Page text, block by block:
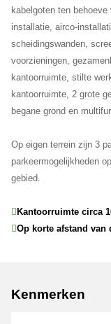
kabelgoten ten
installatie, airco-
scheidingswanden,
voorzieningen,
kantoorruimte, stilte
kantoorruimte, 2 grote
begane grond en
Op eigen terrein zijn 3
parkeermogelijkheden
gebied.
Kantoorruimte circa
Op korte afstand van
Kenmerken